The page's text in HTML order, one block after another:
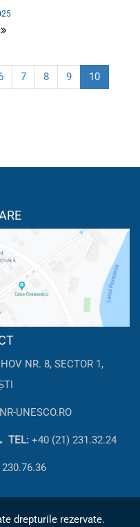
7 8 9 10
NR. 8, SECTOR 1,
UNESCO.RO
TEL: +40 (21) 231.32.24
drepturile rezervate.